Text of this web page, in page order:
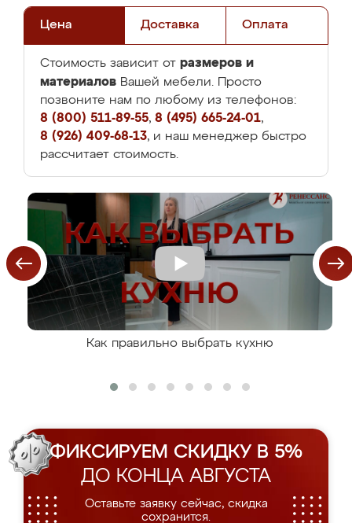
Цена Доставка Оплата
Стоимость зависит от размеров и
материалов Вашей мебели. Просто
позвоните нам по любому из телефонов:
8 (800) 511-89-55, 8 (495) 665-24-01,
8 (926) 409-68-13, и наш менеджер быстро
рассчитает стоимость.
Как правильно выбрать кухню
ФИКСИРУЕМ СКИДКУ В 5%
ДО КОНЦА АВГУСТА
Оставьте заявку сейчас, скидка
сохранится.